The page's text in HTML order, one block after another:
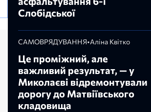
Слобідської
САМОВРЯДУВАННЯ•Аліна Квітко
Це проміжний, але
важливий результат, — у
Миколаєві відремонтували
дорогу до Матвіївського
кладовища